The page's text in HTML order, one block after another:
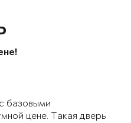
базовыми
цене. Такая дверь